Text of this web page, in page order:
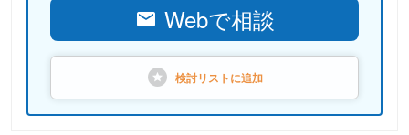
Webで相談
検討リストに追加